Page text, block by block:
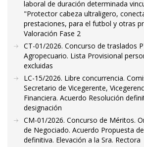
laboral de duración determinada
"Protector cabeza ultraligero,
prestaciones, para el futbol y otras
Valoración Fase 2
CT-01/2026. Concurso de traslados
Agropecuario. Lista Provisional
excluidas
LC-15/2026. Libre concurrencia.
Secretario de Vicegerente,
Financiera. Acuerdo Resolución
designación
CM-01/2026. Concurso de Méritos.
de Negociado. Acuerdo Propuesta
definitiva. Elevación a la Sra. Rectora